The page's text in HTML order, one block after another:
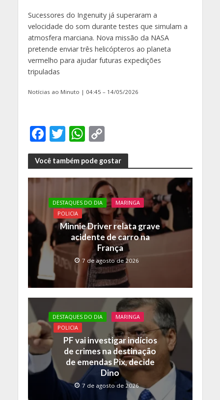
Sucessores do Ingenuity já superaram a
velocidade do som durante testes que simulam a
atmosfera marciana. Nova missão da NASA
pretende enviar três helicópteros ao planeta
vermelho para ajudar futuras expedições
tripuladas
Notícias ao Minuto | 04:45 – 14/05/2026
F
ac
e
b
o
o
k
T
w
itt
er
W
h
at
s
A
p
p
C
o
p
y
Li
n
k
Você também pode gostar
DESTAQUES DO DIA
MARINGA
POLICIA
Minnie Driver relata grave
acidente de carro na
França
7 de agosto de 2026
DESTAQUES DO DIA
MARINGA
POLICIA
PF vai investigar indícios
de crimes na destinação
de emendas Pix, decide
Dino
7 de agosto de 2026